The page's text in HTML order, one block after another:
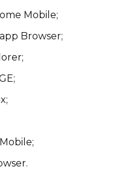
Mobile;
Browser;